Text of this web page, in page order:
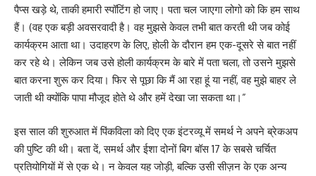
पैप्स खड़े थे, ताकी हमारी स्पॉटिंग हो जाए। पता चल जाएगा लोगो को कि हम साथ
हैं। (वह एक बड़ी अवसरवादी है। वह मुझसे केवल तभी बात करती थी जब कोई
कार्यक्रम आता था। उदाहरण के लिए, होली के दौरान हम एक-दूसरे से बात नहीं
कर रहे थे। लेकिन जब उसे होली कार्यक्रम के बारे में पता चला, तो उसने मुझसे
बात करना शुरू कर दिया। फिर से पूछा कि मैं आ रहा हूं या नहीं, वह मुझे बाहर ले
जाती थी क्योंकि पापा मौजूद होते थे और हमें देखा जा सकता था।”
इस साल की शुरुआत में पिंकविला को दिए एक इंटरव्यू में समर्थ ने अपने ब्रेकअप
की पुष्टि की थी। बता दें, समर्थ और ईशा दोनों बिग बॉस 17 के सबसे चर्चित
प्रतियोगियों में से एक थे। न केवल यह जोड़ी, बल्कि उसी सीज़न के एक अन्य